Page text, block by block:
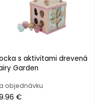
s aktivitami drevená
Garden
objednávku
€